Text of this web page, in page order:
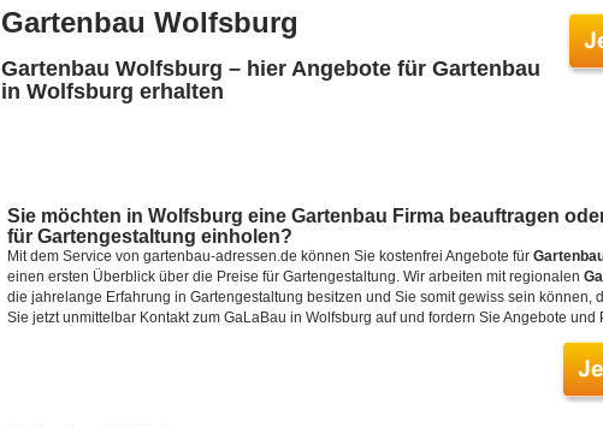
Gartenbau Wolfsburg
Gartenbau Wolfsburg – hier Angebote für Gartenbau
in Wolfsburg erhalten
Sie möchten in Wolfsburg eine Gartenbau Firma beauftragen
für Gartengestaltung einholen?
Mit dem Service von gartenbau-adressen.de können Sie kostenfrei Angebote für
einen ersten Überblick über die Preise für Gartengestaltung. Wir arbeiten mit regionalen
die jahrelange Erfahrung in Gartengestaltung besitzen und Sie somit gewiss sein können,
Sie jetzt unmittelbar Kontakt zum GaLaBau in Wolfsburg auf und fordern Sie Angebote und